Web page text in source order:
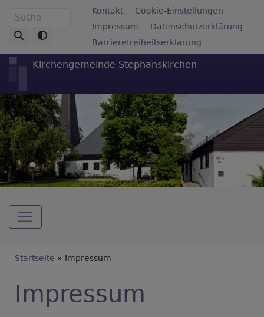
zum
Inhalt
Suche Fußbereichsmenü
Kontakt
Cookie-Einstellungen
Impressum
Datenschutzerklärung
Barrierefreiheitserklärung
Kirchengemeinde Stephanskirchen
Hauptnavigation
Breadcrumb
Startseite Impressum
Impressum